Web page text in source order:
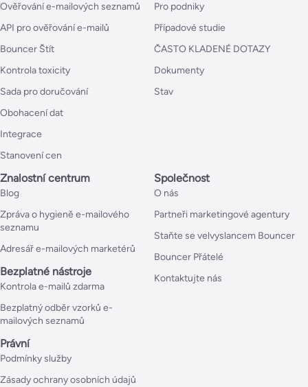
Ověřování e-mailových seznamů
API pro ověřování e-mailů
Bouncer Štít
Kontrola toxicity
Sada pro doručování
Obohacení dat
Integrace
Stanovení cen
Pro podniky
Případové studie
ČASTO KLADENÉ DOTAZY
Dokumenty
Stav
Znalostní centrum
Blog
Zpráva o hygieně e-mailového
seznamu
Adresář e-mailových marketérů
Bezplatné nástroje
Kontrola e-mailů zdarma
Bezplatný odběr vzorků e-
mailových seznamů
Společnost
O nás
Partneři marketingové agentury
Staňte se velvyslancem Bouncer
Bouncer Přátelé
Kontaktujte nás
Právní
Podmínky služby
Zásady ochrany osobních údajů